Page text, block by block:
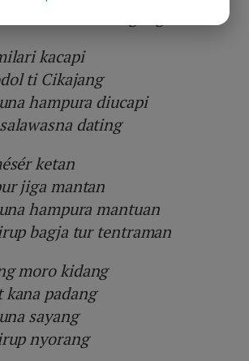
ka nu nungeng
kacapi
ti Cikajang
hampura diucapi
dating
ketan
jiga mantan
hampura mantuan
bagja tur tentraman
moro kidang
padang
sayang
nyorang